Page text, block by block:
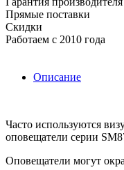
Прямые поставки
Скидки
Работаем с 2010 года
Описание
Часто используются
оповещатели серии
Оповещатели могут